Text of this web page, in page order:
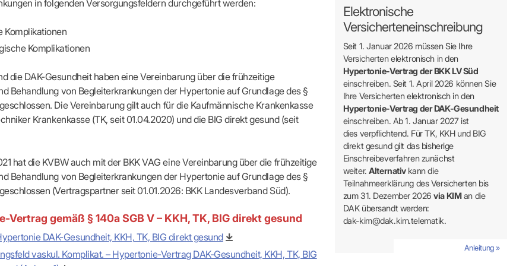
Offen oder gesperrt?
Informationsangebot
PRAXIS
& Schweigepflicht
NEUE VERSORGUNGSMODELLE
Videosprechstunde
ASV
Hybrid-DRG
CONFIDENCE
PRIMA
Prä-/Poststationäre Versorgung
VERTRÄGE & RECHT
Verträge von A – Z
Rechtsquellen
Bekanntmachungen
FÜR IHRE PATIENTEN
MedCall – Infos für Mitglieder
Arzt-Patienten-Forum Bestellung
Gesundheitstage
KOSA – Beratungsstelle zur Selbsthilfe
Patienteninformationen
KV SIS BW SICHERSTELLUNGS-
GMBH
Adressen & Zeiten
Ansprechpartner
Unsere Termine
Feedbackmanagement
AUSSCHREIBUNGEN
Laufende Ausschreibungen
in folgenden Versorgungsfeldern durchgeführt werden:
Komplikationen
Komplikationen
die DAK-Gesundheit haben eine Vereinbarung über die frühzeitige
Behandlung von Begleiterkrankungen der Hypertonie auf Grundlage des §
Die Vereinbarung gilt auch für die Kaufmännische Krankenkasse
Krankenkasse (TK, seit 01.04.2020) und die BIG direkt gesund (seit
hat die KVBW auch mit der BKK VAG eine Vereinbarung über die frühzeitige
Behandlung von Begleiterkrankungen der Hypertonie auf Grundlage des §
(Vertragspartner seit 01.01.2026: BKK Landesverband Süd).
Vertrag gemäß § 140a SGB V – KKH, TK, BIG direkt gesund
DAK-Gesundheit, KKH, TK, BIG direkt gesund
vaskul. Komplikat. – Hypertonie-Vertrag DAK-Gesundheit, KKH, TK, BIG
Elektronische
Versicherteneinschreibung
Seit 1. Januar 2026 müssen Sie Ihre
Versicherten elektronisch in den
Hypertonie-Vertrag der BKK LV Süd
einschreiben. Seit 1. April 2026 können Sie
Ihre Versicherten elektronisch in den
Hypertonie-Vertrag der DAK-Gesundheit
einschreiben. Ab 1. Januar 2027 ist
dies verpflichtend. Für TK, KKH und BIG
direkt gesund gilt das bisherige
Einschreibeverfahren zunächst
weiter.Alternativ kann die
Teilnahmeerklärung des Versicherten bis
zum 31. Dezember 2026via KIMan die
DAK übersandt werden:
dak-kim@dak.kim.telematik.
Anleitung »